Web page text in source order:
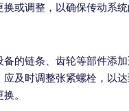
或调整，以确保传动系统
的链条、齿轮等部件添
及时调整张紧螺栓，以
。